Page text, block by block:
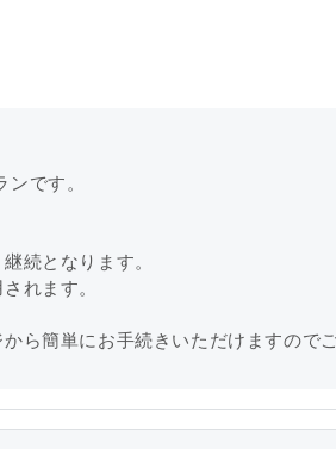
です。
続となります。
れます。
ら簡単にお手続きいただけますので